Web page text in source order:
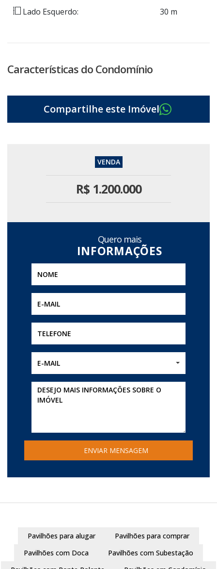
Lado Esquerdo: 30 m
Características do Condomínio
R$1.200.000
Quero mais
E-MAIL
Pavilhões para alugar
Pavilhões para comprar
Pavilhões com Doca
Pavilhões com Subestação